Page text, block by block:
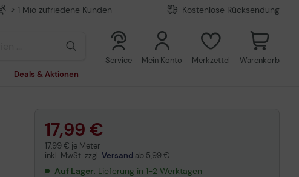
> 1 Mio zufriedene Kunden Kostenlose Rücksendung
Deals & Aktionen
Service Mein Konto Merkzettel Warenkorb
17,99 €
17,99 € je Meter
inkl. MwSt. zzgl. Versandab 5,99 €
Auf Lager: Lieferung in 1-2 Werktagen